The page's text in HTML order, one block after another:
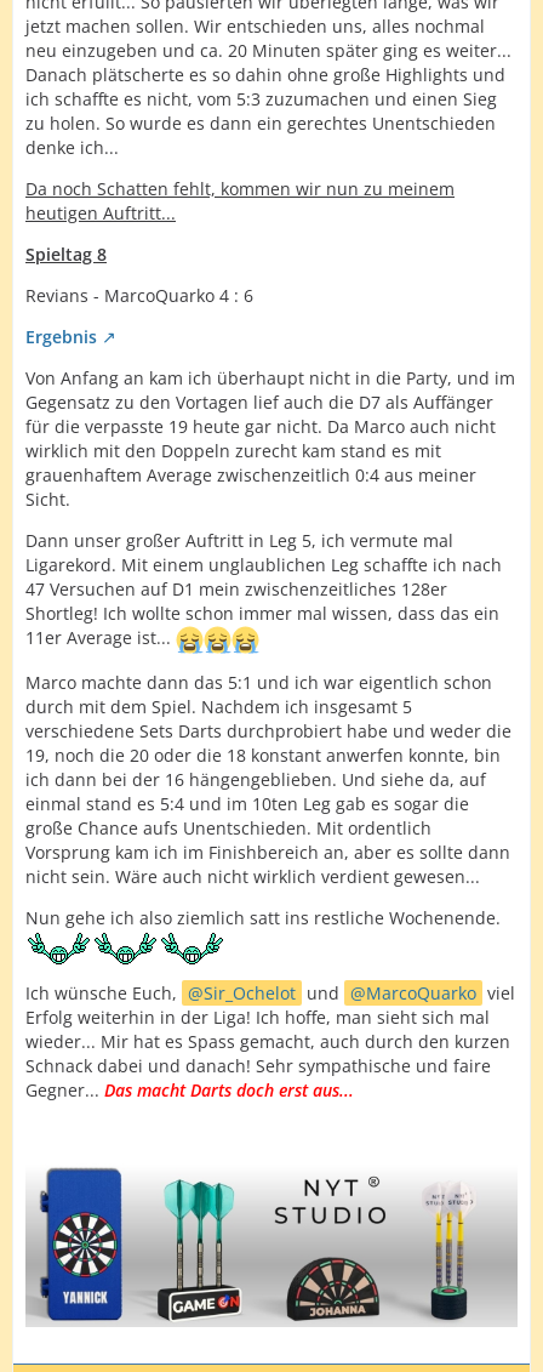
jetzt machen sollen. Wir entschieden uns, alles nochmal
neu einzugeben und ca. 20 Minuten später ging es weiter...
Danach plätscherte es so dahin ohne große Highlights und
ich schaffte es nicht, vom 5:3 zuzumachen und einen Sieg
zu holen. So wurde es dann ein gerechtes Unentschieden
denke ich...
Da noch Schatten fehlt, kommen wir nun zu meinem
heutigen Auftritt...
Spieltag 8
Revians - MarcoQuarko 4 : 6
Ergebnis
Von Anfang an kam ich überhaupt nicht in die Party, und im
Gegensatz zu den Vortagen lief auch die D7 als Auffänger
für die verpasste 19 heute gar nicht. Da Marco auch nicht
wirklich mit den Doppeln zurecht kam stand es mit
grauenhaftem Average zwischenzeitlich 0:4 aus meiner
Sicht.
Dann unser großer Auftritt in Leg 5, ich vermute mal
Ligarekord. Mit einem unglaublichen Leg schaffte ich nach
47 Versuchen auf D1 mein zwischenzeitliches 128er
Shortleg! Ich wollte schon immer mal wissen, dass das ein
11er Average ist...
Marco machte dann das 5:1 und ich war eigentlich schon
durch mit dem Spiel. Nachdem ich insgesamt 5
verschiedene Sets Darts durchprobiert habe und weder die
19, noch die 20 oder die 18 konstant anwerfen konnte, bin
ich dann bei der 16 hängengeblieben. Und siehe da, auf
einmal stand es 5:4 und im 10ten Leg gab es sogar die
große Chance aufs Unentschieden. Mit ordentlich
Vorsprung kam ich im Finishbereich an, aber es sollte dann
nicht sein. Wäre auch nicht wirklich verdient gewesen...
Nun gehe ich also ziemlich satt ins restliche Wochenende.
Ich wünsche Euch, Sir_Ochelot und MarcoQuarko viel
Erfolg weiterhin in der Liga! Ich hoffe, man sieht sich mal
wieder... Mir hat es Spass gemacht, auch durch den kurzen
Schnack dabei und danach! Sehr sympathische und faire
Gegner... Das macht Darts doch erst aus...